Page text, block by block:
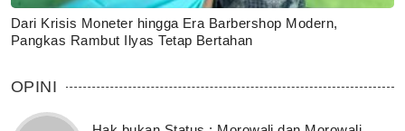
Dari Krisis Moneter hingga Era Barbershop Modern,
Pangkas Rambut Ilyas Tetap Bertahan
OPINI